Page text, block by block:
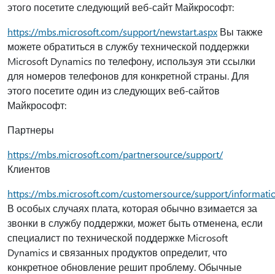
этого посетите следующий веб-сайт Майкрософт:
https://mbs.microsoft.com/support/newstart.aspx Вы также
можете обратиться в службу технической поддержки
Microsoft Dynamics по телефону, используя эти ссылки
для номеров телефонов для конкретной страны. Для
этого посетите один из следующих веб-сайтов
Майкрософт:
Партнеры
https://mbs.microsoft.com/partnersource/support/
Клиентов
https://mbs.microsoft.com/customersource/support/
В особых случаях плата, которая обычно взимается за
звонки в службу поддержки, может быть отменена, если
специалист по технической поддержке Microsoft
Dynamics и связанных продуктов определит, что
конкретное обновление решит проблему. Обычные